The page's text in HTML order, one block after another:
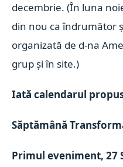
decembrie.(În luna
din nou ca îndrumător
organizată de d-na
grup și în site.)
Iată calendarul
Săptămână
Primul eveniment, 27